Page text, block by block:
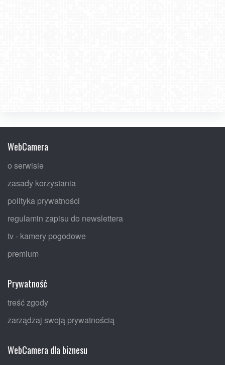
WebCamera
o serwisie
zasady korzystania
polityka prywatności
regulamin zapisu do newslettera
tv - kamery pogodowe
premium
Prywatność
treść zgody
zarządzaj swoją prywatnością
WebCamera dla biznesu